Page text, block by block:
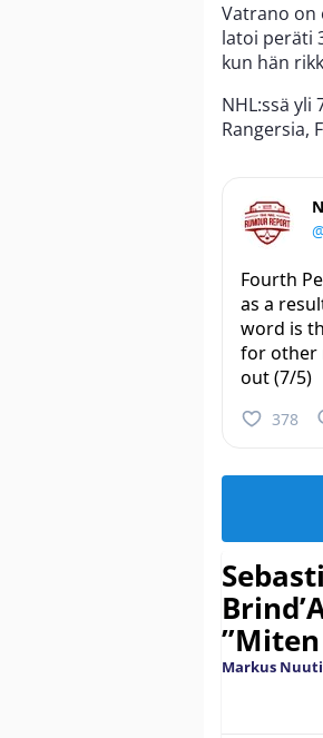
Vatrano on
latoi peräti
kun hän
NHL:ssä
Rangersia,
Fourth
as a
word is
for other
out (7/5)
378
Markus